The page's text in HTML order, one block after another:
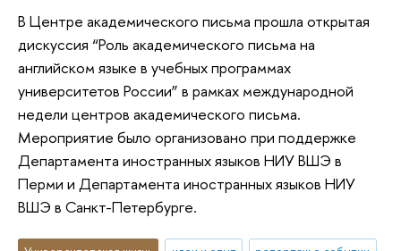
В Центре академического письма прошла открытая
дискуссия “Роль академического письма на
английском языке в учебных программах
университетов России” в рамках международной
недели центров академического письма.
Мероприятие было организовано при поддержке
Департамента иностранных языков НИУ ВШЭ в
Перми и Департамента иностранных языков НИУ
ВШЭ в Санкт-Петербурге.